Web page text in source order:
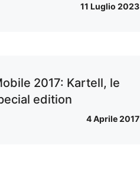
11 Luglio 2023
2017: Kartell, le
edition
4 Aprile 2017